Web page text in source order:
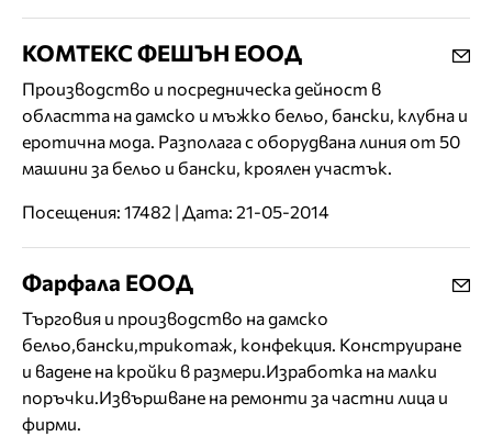
КОМТЕКС ФЕШЪН ЕООД
Производство и посредническа дейност в
областта на дамско и мъжко бельо, бански, клубна и
еротична мода. Разполага с оборудвана линия от 50
машини за бельо и бански, кроялен участък.
Посещения: 17482 | Дата: 21-05-2014
Фарфала ЕООД
Търговия и производство на дамско
бельо,бански,трикотаж, конфекция. Конструиране
и вадене на кройки в размери.Изработка на малки
поръчки.Извършване на ремонти за частни лица и
фирми.